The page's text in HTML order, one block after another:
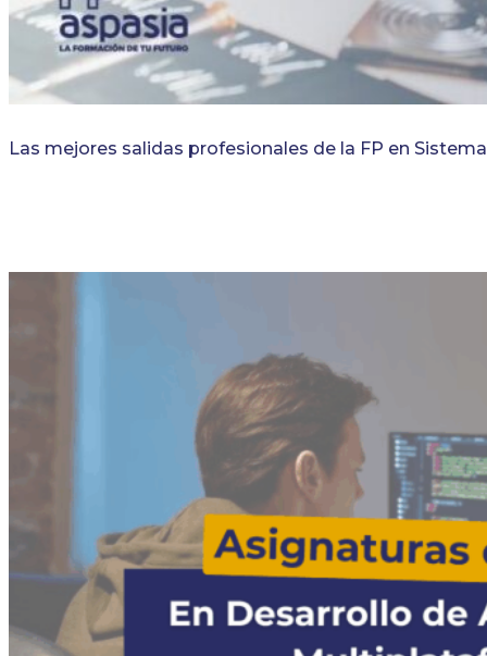
Las mejores salidas profesionales de la FP en